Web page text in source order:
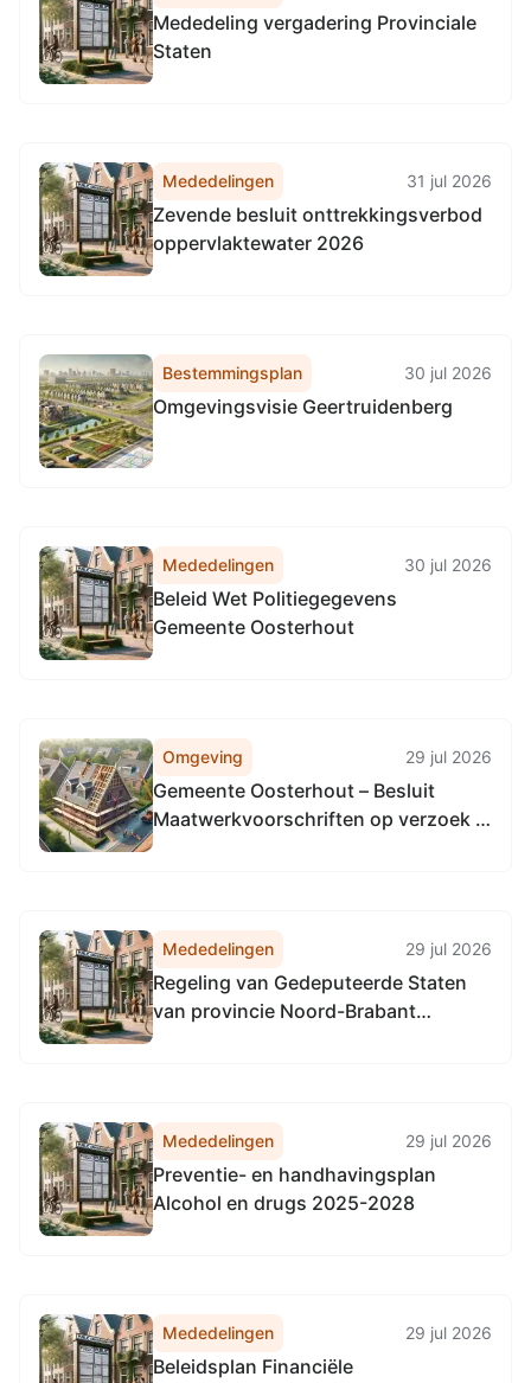
Mededeling vergadering Provinciale
Staten
Mededelingen 31 jul 2026
Zevende besluit onttrekkingsverbod
oppervlaktewater 2026
Bestemmingsplan 30 jul 2026
Omgevingsvisie Geertruidenberg
Mededelingen 30 jul 2026
Beleid Wet Politiegegevens
Gemeente Oosterhout
Omgeving 29 jul 2026
Gemeente Oosterhout – Besluit
Maatwerkvoorschriften op verzoek –
Oosterhout
Mededelingen 29 jul 2026
Regeling van Gedeputeerde Staten
van provincie Noord-Brabant
Noord-Brabant 2018)
Mededelingen 29 jul 2026
Preventie- en handhavingsplan
Alcohol en drugs 2025-2028
Mededelingen 29 jul 2026
Beleidsplan Financiële